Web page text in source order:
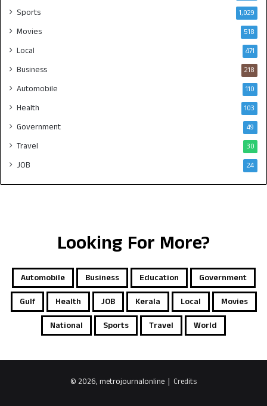
Sports 1,029
Movies 518
Local 471
Business 218
Automobile 110
Health 103
Government 49
Travel 30
JOB 24
Looking For More?
Automobile Business Education
Government
Gulf
Health JOB Kerala Local
Movies
National
Sports Travel World
© 2026, metrojournalonline | Credits